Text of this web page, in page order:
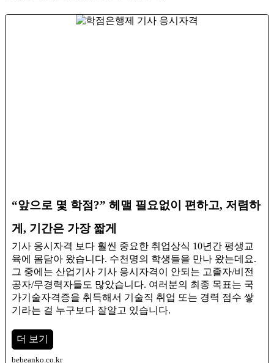
“앞으로 몇 학점?” 헤맬 필요없이 편하고, 저렴하
게, 기간은 가장 짧게
기사 응시자격 보다 훨씬 중요한 취업상식 10년간 평생교
육에 몸담아 왔습니다. 수천명의 학생들을 만나 왔는데요.
그 중에는 산업기사 기사 응시자격이 안되는 고졸자/비전
공자/무경력자들도 많았습니다. ​여러분의 최종 목표는 국
가기술자격증을 취득해서 기술직 취업 또는 경력 점수 쌓
기라는 걸 누구보다 잘알고 있습니다.
더 보기
bebeanko.co.kr